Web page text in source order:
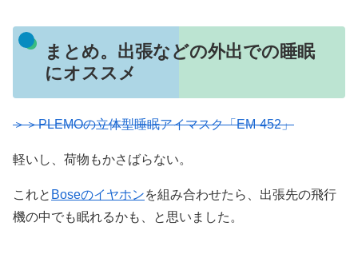
まとめ。出張などの外出での睡眠
にオススメ
＞＞PLEMOの立体型睡眠アイマスク「EM-452」
軽いし、荷物もかさばらない。
これと Boseのイヤホンを組み合わせたら、出張先の飛行
機の中でも眠れるかも、と思いました。